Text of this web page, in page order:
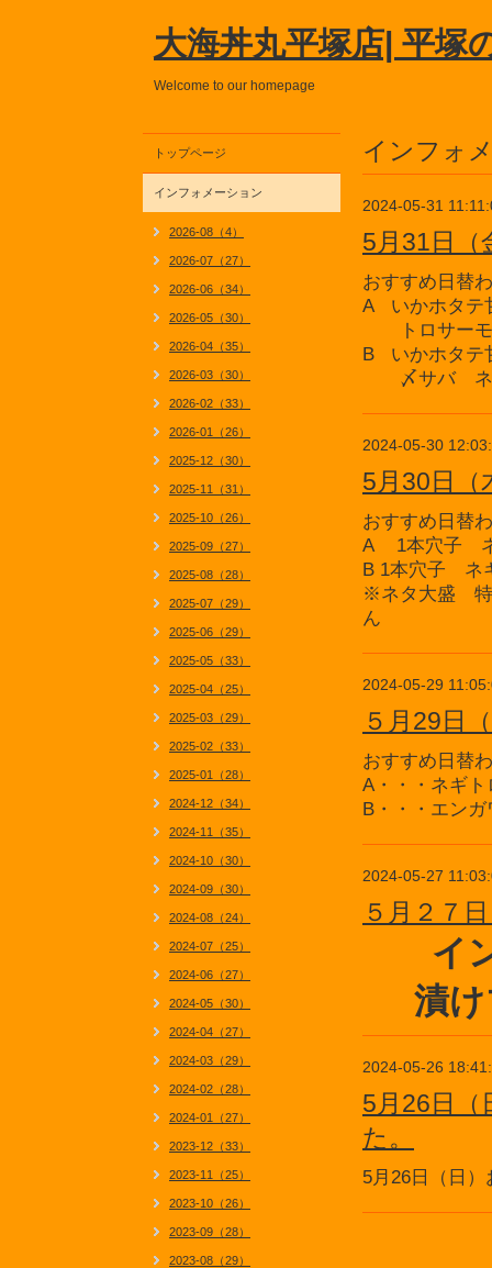
大海丼丸平塚店| 平塚
Welcome to our homepage
インフォ
2024-05-31
5月31日（
おすすめ日替
A いかホタテ
トロサーモ
B いかホタテ
〆サバ ネ
2024-05-30
5月30日（
おすすめ日替
A 1本穴子
B 1本穴子 ネ
※ネタ大盛 特
ん
2024-05-29
５月29日
おすすめ日替
A・・・ネギ
B・・・エン
2024-05-27
５月２７
イ
漬
2024-05-26
5月26日（
た。
5月26日（日
トップページ
インフォメーション
2026-08（4）
2026-07（27）
2026-06（34）
2026-05（30）
2026-04（35）
2026-03（30）
2026-02（33）
2026-01（26）
2025-12（30）
2025-11（31）
2025-10（26）
2025-09（27）
2025-08（28）
2025-07（29）
2025-06（29）
2025-05（33）
2025-04（25）
2025-03（29）
2025-02（33）
2025-01（28）
2024-12（34）
2024-11（35）
2024-10（30）
2024-09（30）
2024-08（24）
2024-07（25）
2024-06（27）
2024-05（30）
2024-04（27）
2024-03（29）
2024-02（28）
2024-01（27）
2023-12（33）
2023-11（25）
2023-10（26）
2023-09（28）
2023-08（29）